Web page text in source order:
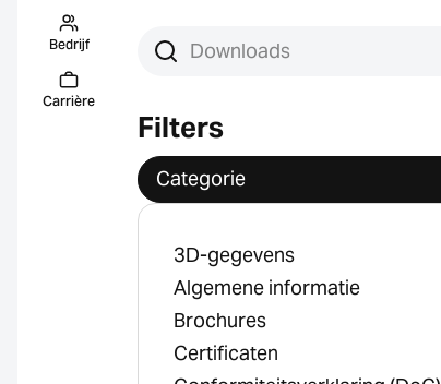
Bedrijf
Carrière
Downloads zoeken
Filters
Categorie
3D-gegevens
Algemene informatie
Brochures
Certificaten